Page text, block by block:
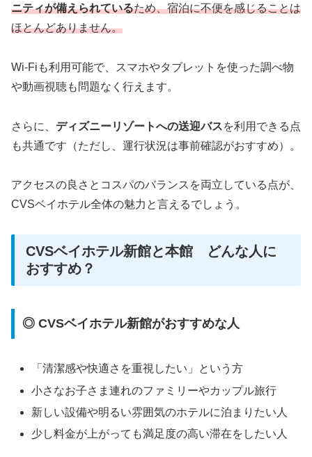
ニティが備えられているため、宿泊に不便を感じることは
ほとんどありません。
Wi-Fiも利用可能で、スマホやタブレットを使った調べ物
や動画視聴も問題なく行えます。
さらに、 ディズニーリゾートへの送迎バスを利用できる点
も共通です（ただし、運行状況は事前確認がおすすめ）。
アクセスの良さとコスパのバランスを両立している点が、
CVSベイホテル全体の魅力と言えるでしょう。
CVSベイホテル新館と本館 どんな人に
おすすめ？
◎ CVSベイホテル新館がおすすめな人
「清潔感や快適さを重視したい」という方
小さなお子さま連れのファミリーやカップル旅行
新しい設備や明るい雰囲気のホテルに泊まりたい人
少し料金が上がっても満足度の高い滞在をしたい人